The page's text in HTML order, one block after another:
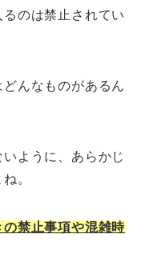
のは禁止されてい
んなものがあるん
ように、あらかじ
。
禁止事項や混雑時